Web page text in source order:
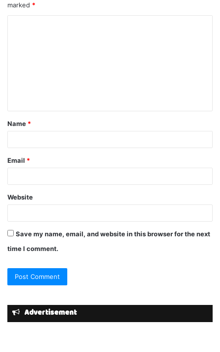
marked *
t
*
Name *
Email *
Website
Save my name, email, and website in this browser for the next
time I comment.
Advertisement